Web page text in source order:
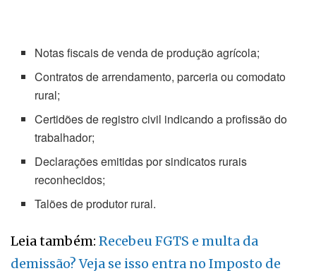
Notas fiscais de venda de produção agrícola;
Contratos de arrendamento, parceria ou comodato
rural;
Certidões de registro civil indicando a profissão do
trabalhador;
Declarações emitidas por sindicatos rurais
reconhecidos;
Talões de produtor rural.
Leia também: Recebeu FGTS e multa da
demissão? Veja se isso entra no Imposto de